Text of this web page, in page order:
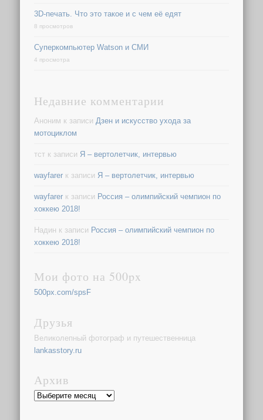
3D-печать. Что это такое и с чем её едят
8 просмотров
Суперкомпьютер Watson и СМИ
4 просмотра
Недавние комментарии
Аноним к записиДзен и искусство ухода за
мотоциклом
тст к записи Я – вертолетчик, интервью
wayfarer к записи Я – вертолетчик, интервью
wayfarer к записи Россия – олимпийский чемпион по
хоккею 2018!
Надин к записи Россия – олимпийский чемпион по
хоккею 2018!
Мои фото на 500px
500px.com/spsF
Друзья
Великолепный фотограф и путешественница
lankasstory.ru
Архив
Архив